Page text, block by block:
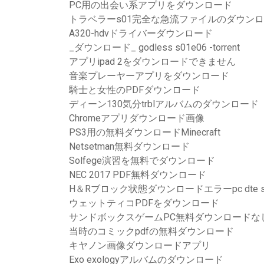
PC用の出会い系アプリをダウンロード
トラベラーs01完全な急流ファイルのダウン
A320-hdvドライバーダウンロード
_ダウンロード_ godless s01e06 -torrent
アプリipad 2をダウンロードできません
音楽プレーヤーアプリをダウンロード
騎士と女性のPDFダウンロード
ディーン130気分trblアルバムのダウンロード
Chromeアプリダウンロード画像
PS3用の無料ダウンロードMinecraft
Netsetman無料ダウンロード
Solfege演習を無料でダウンロード
NEC 2017 PDF無料ダウンロード
H＆Rブロック状態ダウンロードエラーpc dte
ウェットティコPDFをダウンロード
サンドボックスゲームPC無料ダウンロードな
当時のコミックpdfの無料ダウンロード
キヤノン画像ダウンロードアプリ
Exo exologyアルバムのダウンロード